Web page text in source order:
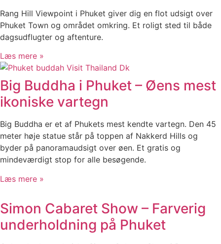
Rang Hill Viewpoint i Phuket giver dig en flot udsigt over
Phuket Town og området omkring. Et roligt sted til både
dagsudflugter og aftenture.
Læs mere »
Big Buddha i Phuket – Øens mest
ikoniske vartegn
Big Buddha er et af Phukets mest kendte vartegn. Den 45
meter høje statue står på toppen af Nakkerd Hills og
byder på panoramaudsigt over øen. Et gratis og
mindeværdigt stop for alle besøgende.
Læs mere »
Simon Cabaret Show – Farverig
underholdning på Phuket